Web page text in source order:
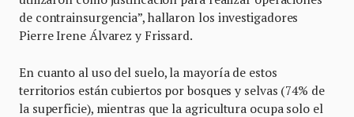
de contrainsurgencia”, hallaron los investigadores
Pierre Irene Álvarez y Frissard.
En cuanto al uso del suelo, la mayoría de estos
territorios están cubiertos por bosques y selvas (74% de
la superficie), mientras que la agricultura ocupa solo el